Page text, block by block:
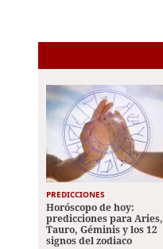
PREDICCIONES
Horóscopo de hoy:
predicciones para Aries,
Tauro, Géminis y los 12
signos del zodiaco